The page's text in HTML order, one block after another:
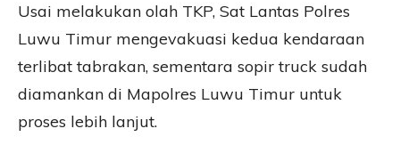
Usai melakukan olah TKP, Sat Lantas Polres
Luwu Timur mengevakuasi kedua kendaraan
terlibat tabrakan, sementara sopir truck sudah
diamankan di Mapolres Luwu Timur untuk
proses lebih lanjut.